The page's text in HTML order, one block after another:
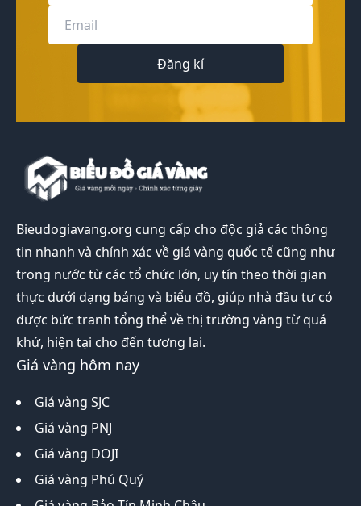
Đăng kí
Bieudogiavang.org cung cấp cho độc giả các thông
tin nhanh và chính xác về giá vàng quốc tế cũng như
trong nước từ các tổ chức lớn, uy tín theo thời gian
thực dưới dạng bảng và biểu đồ, giúp nhà đầu tư có
được bức tranh tổng thể về thị trường vàng từ quá
khứ, hiện tại cho đến tương lai.
Giá vàng hôm nay
Giá vàng SJC
Giá vàng PNJ
Giá vàng DOJI
Giá vàng Phú Quý